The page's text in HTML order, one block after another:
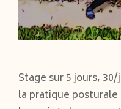
Stage sur 5 jours,
la pratique